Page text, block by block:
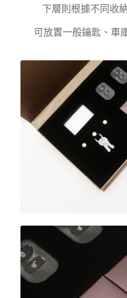
下層則根據不同收
可放置一般鑰匙、車